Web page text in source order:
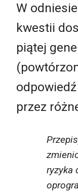
W
kwestii
piątej
przez
ryzyka